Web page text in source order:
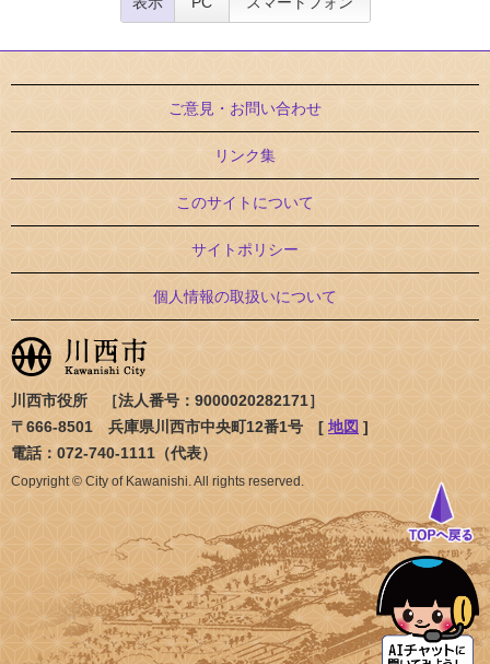
ご意見・お問い合わせ
リンク集
このサイトについて
サイトポリシー
個人情報の取扱いについて
川西市役所 ［法人番号：9000020282171］
〒666-8501 兵庫県川西市中央町12番1号 [ 地図 ]
電話：072-740-1111（代表）
Copyright © City of Kawanishi. All rights reserved.